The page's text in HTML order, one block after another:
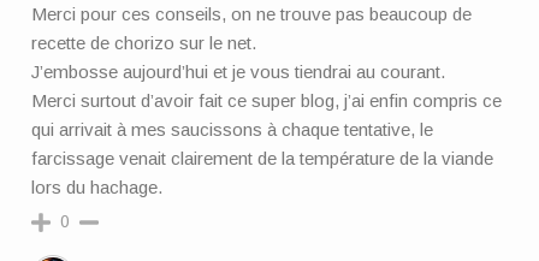
Merci pour ces conseils, on ne trouve pas beaucoup de
recette de chorizo sur le net.
J’embosse aujourd’hui et je vous tiendrai au courant.
Merci surtout d’avoir fait ce super blog, j’ai enfin compris ce
qui arrivait à mes saucissons à chaque tentative, le
farcissage venait clairement de la température de la viande
lors du hachage.
0